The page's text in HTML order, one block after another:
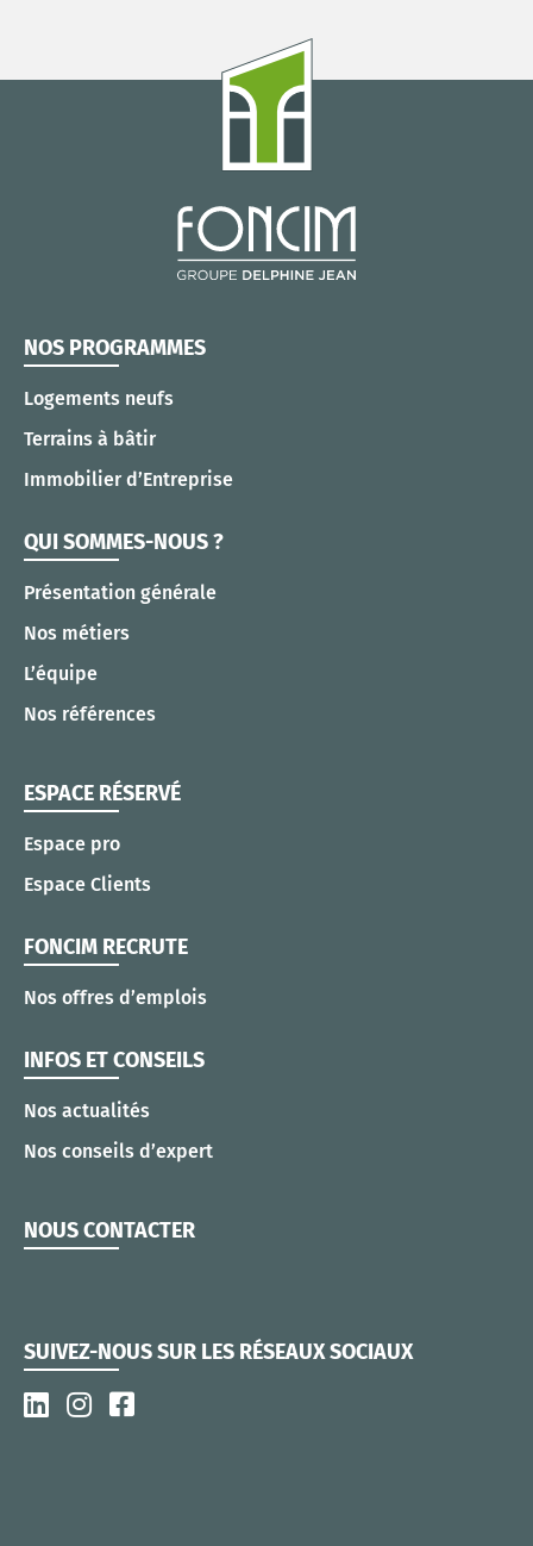
NOS PROGRAMMES
Logements neufs
Terrains à bâtir
Immobilier d’Entreprise
QUI SOMMES-NOUS ?
Présentation générale
Nos métiers
L’équipe
Nos références
ESPACE RÉSERVÉ
Espace pro
Espace Clients
FONCIM RECRUTE
Nos offres d’emplois
INFOS ET CONSEILS
Nos actualités
Nos conseils d’expert
NOUS CONTACTER
SUIVEZ-NOUS SUR LES RÉSEAUX SOCIAUX